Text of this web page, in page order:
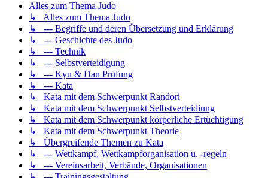
Alles zum Thema Judo
↳ Alles zum Thema Judo
↳ --- Begriffe und deren Übersetzung und Erklärung
↳ --- Geschichte des Judo
↳ --- Technik
↳ --- Selbstverteidigung
↳ --- Kyu & Dan Prüfung
↳ --- Kata
↳ Kata mit dem Schwerpunkt Randori
↳ Kata mit dem Schwerpunkt Selbstverteidiung
↳ Kata mit dem Schwerpunkt körperliche Ertüchtigung
↳ Kata mit dem Schwerpunkt Theorie
↳ Übergreifende Themen zu Kata
↳ --- Wettkampf, Wettkampforganisation u. -regeln
↳ --- Vereinsarbeit, Verbände, Organisationen